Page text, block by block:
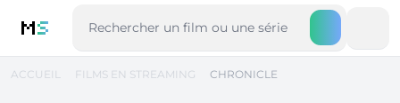
MS
ACCUEIL FILMS EN STREAMING CHRONICLE